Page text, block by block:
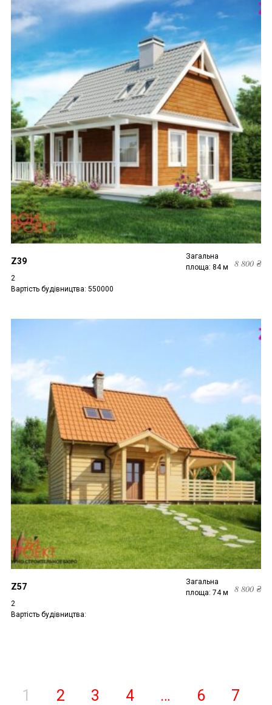
Z39 8 800₴
Загальна
площа: 84 м
2
Вартість будівництва: 550000
Z57 8 800₴
Загальна
площа: 74 м
2
Вартість будівництва:
1 2 3 4 … 6
7